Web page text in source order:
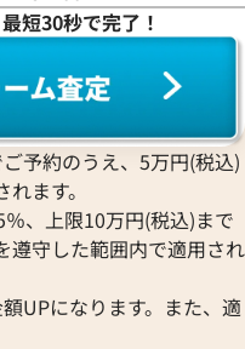
考買取価格
円
年4月27日時点の参考
短30秒で完了！
予約のうえ、5万円(税込)
ます。
、上限10万円(税込)まで
遵守した範囲内で適用され
UPになります。また、適